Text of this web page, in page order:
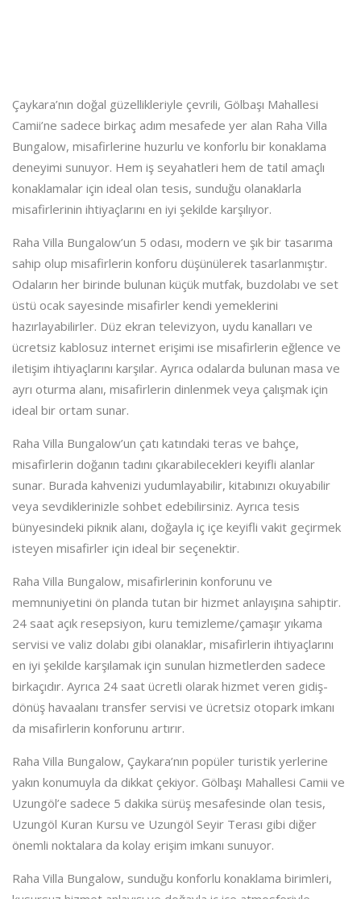
Çaykara’nın doğal güzellikleriyle çevrili, Gölbaşı Mahallesi
Camii’ne sadece birkaç adım mesafede yer alan Raha Villa
Bungalow, misafirlerine huzurlu ve konforlu bir konaklama
deneyimi sunuyor. Hem iş seyahatleri hem de tatil amaçlı
konaklamalar için ideal olan tesis, sunduğu olanaklarla
misafirlerinin ihtiyaçlarını en iyi şekilde karşılıyor.
Raha Villa Bungalow’un 5 odası, modern ve şık bir tasarıma
sahip olup misafirlerin konforu düşünülerek tasarlanmıştır.
Odaların her birinde bulunan küçük mutfak, buzdolabı ve set
üstü ocak sayesinde misafirler kendi yemeklerini
hazırlayabilirler. Düz ekran televizyon, uydu kanalları ve
ücretsiz kablosuz internet erişimi ise misafirlerin eğlence ve
iletişim ihtiyaçlarını karşılar. Ayrıca odalarda bulunan masa ve
ayrı oturma alanı, misafirlerin dinlenmek veya çalışmak için
ideal bir ortam sunar.
Raha Villa Bungalow’un çatı katındaki teras ve bahçe,
misafirlerin doğanın tadını çıkarabilecekleri keyifli alanlar
sunar. Burada kahvenizi yudumlayabilir, kitabınızı okuyabilir
veya sevdiklerinizle sohbet edebilirsiniz. Ayrıca tesis
bünyesindeki piknik alanı, doğayla iç içe keyifli vakit geçirmek
isteyen misafirler için ideal bir seçenektir.
Raha Villa Bungalow, misafirlerinin konforunu ve
memnuniyetini ön planda tutan bir hizmet anlayışına sahiptir.
24 saat açık resepsiyon, kuru temizleme/çamaşır yıkama
servisi ve valiz dolabı gibi olanaklar, misafirlerin ihtiyaçlarını
en iyi şekilde karşılamak için sunulan hizmetlerden sadece
birkaçıdır. Ayrıca 24 saat ücretli olarak hizmet veren gidiş-
dönüş havaalanı transfer servisi ve ücretsiz otopark imkanı
da misafirlerin konforunu artırır.
Raha Villa Bungalow, Çaykara’nın popüler turistik yerlerine
yakın konumuyla da dikkat çekiyor. Gölbaşı Mahallesi Camii ve
Uzungöl’e sadece 5 dakika sürüş mesafesinde olan tesis,
Uzungöl Kuran Kursu ve Uzungöl Seyir Terası gibi diğer
önemli noktalara da kolay erişim imkanı sunuyor.
Raha Villa Bungalow, sunduğu konforlu konaklama birimleri,